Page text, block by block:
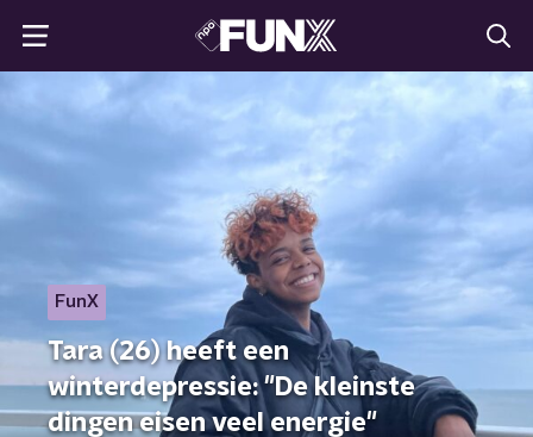
FunX
Tara (26) heeft een
winterdepressie: "De kleinste
dingen eisen veel energie"